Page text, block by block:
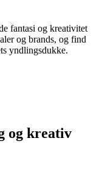
fantasi og kreativitet
og brands, og find
yndlingsdukke.
og kreativ